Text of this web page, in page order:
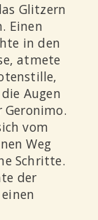
Glitzern
Einen
in den
atmete
Augen
vom
Weg
Schritte.
der